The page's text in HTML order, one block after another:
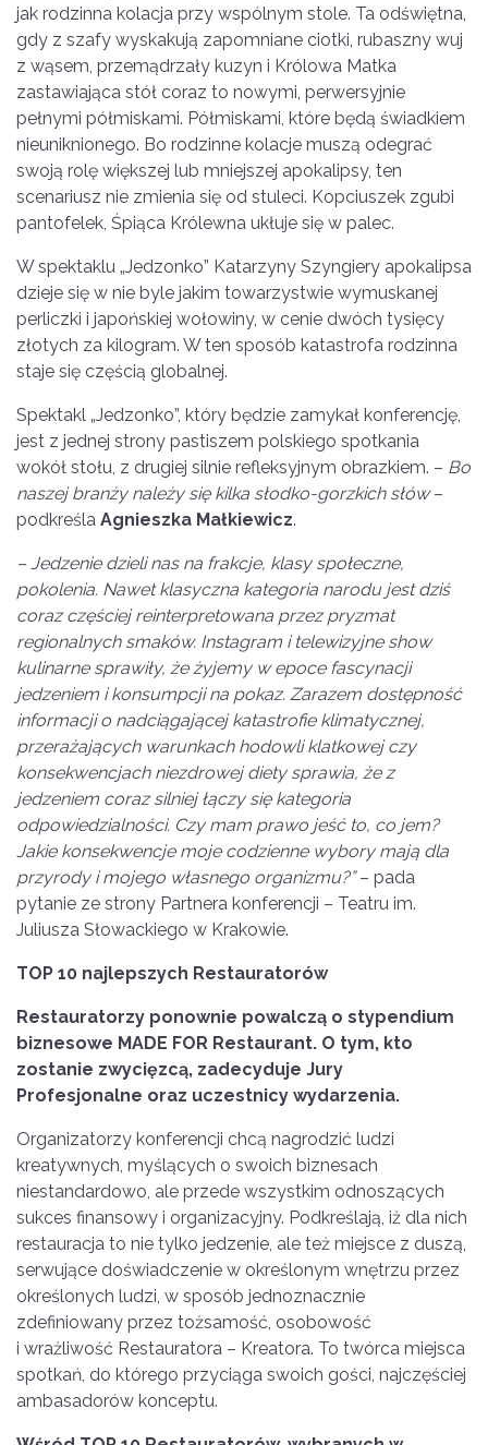
jak rodzinna kolacja przy wspólnym stole. Ta odświętna,
gdy z szafy wyskakują zapomniane ciotki, rubaszny wuj
z wąsem, przemądrzały kuzyn i Królowa Matka
zastawiająca stół coraz to nowymi, perwersyjnie
pełnymi półmiskami. Półmiskami, które będą świadkiem
nieuniknionego. Bo rodzinne kolacje muszą odegrać
swoją rolę większej lub mniejszej apokalipsy, ten
scenariusz nie zmienia się od stuleci. Kopciuszek zgubi
pantofelek, Śpiąca Królewna ukłuje się w palec.
W spektaklu „Jedzonko” Katarzyny Szyngiery apokalipsa
dzieje się w nie byle jakim towarzystwie wymuskanej
perliczki i japońskiej wołowiny, w cenie dwóch tysięcy
złotych za kilogram. W ten sposób katastrofa rodzinna
staje się częścią globalnej.
Spektakl „Jedzonko”, który będzie zamykał konferencję,
jest z jednej strony pastiszem polskiego spotkania
wokół stołu, z drugiej silnie refleksyjnym obrazkiem. – Bo
naszej branży należy się kilka słodko-gorzkich słów–
podkreśla Agnieszka Małkiewicz.
– Jedzenie dzieli nas na frakcje, klasy społeczne,
pokolenia. Nawet klasyczna kategoria narodu jest dziś
coraz częściej reinterpretowana przez pryzmat
regionalnych smaków. Instagram i telewizyjne show
kulinarne sprawiły, że żyjemy w epoce fascynacji
jedzeniem i konsumpcji na pokaz. Zarazem dostępność
informacji o nadciągającej katastrofie klimatycznej,
przerażających warunkach hodowli klatkowej czy
konsekwencjach niezdrowej diety sprawia, że z
jedzeniem coraz silniej łączy się kategoria
odpowiedzialności. Czy mam prawo jeść to, co jem?
Jakie konsekwencje moje codzienne wybory mają dla
przyrody i mojego własnego organizmu?”– pada
pytanie ze strony Partnera konferencji – Teatru im.
Juliusza Słowackiego w Krakowie.
TOP 10 najlepszych Restauratorów
Restauratorzy ponownie powalczą o stypendium
biznesowe MADE FOR Restaurant. O tym, kto
zostanie zwycięzcą, zadecyduje Jury
Profesjonalne oraz uczestnicy wydarzenia.
Organizatorzy konferencji chcą nagrodzić ludzi
kreatywnych, myślących o swoich biznesach
niestandardowo, ale przede wszystkim odnoszących
sukces finansowy i organizacyjny. Podkreślają, iż dla nich
restauracja to nie tylko jedzenie, ale też miejsce z duszą,
serwujące doświadczenie w określonym wnętrzu przez
określonych ludzi, w sposób jednoznacznie
zdefiniowany przez tożsamość, osobowość
i wrażliwość Restauratora – Kreatora. To twórca miejsca
spotkań, do którego przyciąga swoich gości, najczęściej
ambasadorów konceptu.